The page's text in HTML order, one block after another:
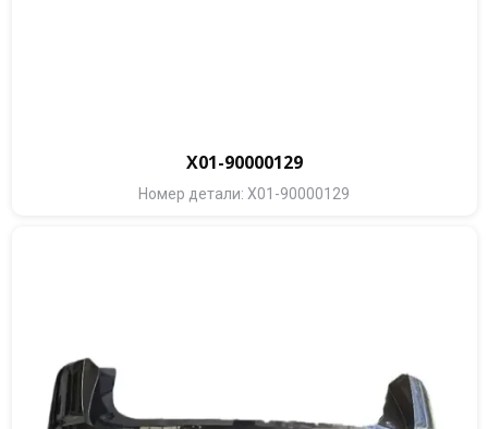
X01-90000129
Номер детали: X01-90000129